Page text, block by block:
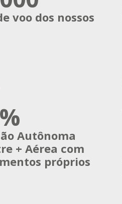
voo dos nossos
Autônoma
+ Aérea com
próprios